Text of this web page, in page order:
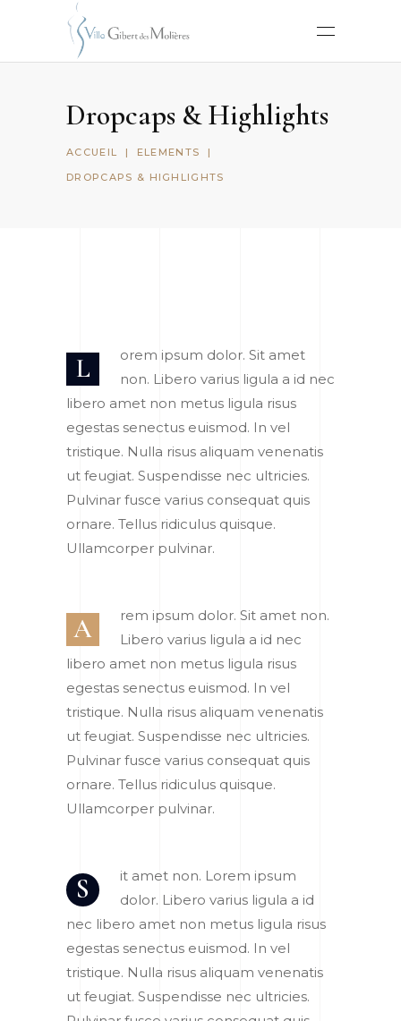
Dropcaps & Highlights
ACCUEIL | ELEMENTS |
DROPCAPS & HIGHLIGHTS
L
orem ipsum dolor. Sit amet
non. Libero varius ligula a id nec
libero amet non metus ligula risus
egestas senectus euismod. In vel
tristique. Nulla risus aliquam venenatis
ut feugiat. Suspendisse nec ultricies.
Pulvinar fusce varius consequat quis
ornare. Tellus ridiculus quisque.
Ullamcorper pulvinar.
A
rem ipsum dolor. Sit amet non.
Libero varius ligula a id nec
libero amet non metus ligula risus
egestas senectus euismod. In vel
tristique. Nulla risus aliquam venenatis
ut feugiat. Suspendisse nec ultricies.
Pulvinar fusce varius consequat quis
ornare. Tellus ridiculus quisque.
Ullamcorper pulvinar.
S
it amet non. Lorem ipsum
dolor. Libero varius ligula a id
nec libero amet non metus ligula risus
egestas senectus euismod. In vel
tristique. Nulla risus aliquam venenatis
ut feugiat. Suspendisse nec ultricies.